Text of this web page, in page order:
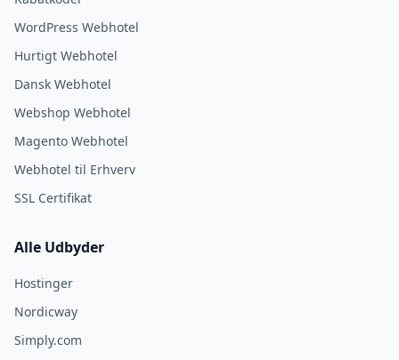
WordPress Webhotel
Hurtigt Webhotel
Dansk Webhotel
Webshop Webhotel
Magento Webhotel
Webhotel til Erhverv
SSL Certifikat
Alle Udbyder
Hostinger
Nordicway
Simply.com